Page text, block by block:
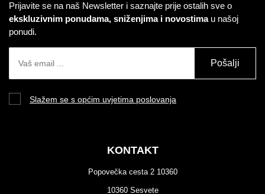
Prijavite se na naš Newsletter i saznajte prije ostalih sve o
ekskluzivnim ponudama, sniženjima i novostimau našoj
ponudi.
Pošalji
Slažem se s općim uvjetima poslovanja
KONTAKT
Popovečka cesta 2 10360
10360 Sesvete